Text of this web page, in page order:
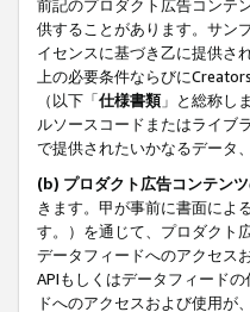
前記のプロダクト広告コンテ
供することがあります。サン
イセンスに基づき乙に提供さ
上の必要条件ならびに
（以下「仕様書類」と総称し
ルソースコードまたはライブ
で提供されたいかなるデータ
(b) プロダクト広告コンテン
きます。甲が事前に書面によ
す。）を通じて、プロダクト
データフィードへのアクセス
APIもしくはデータフィード
ドへのアクセスおよび使用が